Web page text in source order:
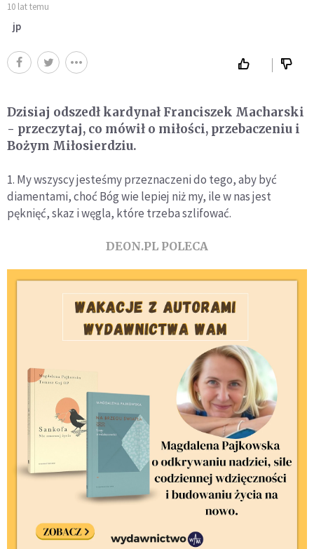
10 lat temu
jp
Dzisiaj odszedł kardynał Franciszek Macharski
- przeczytaj, co mówił o miłości, przebaczeniu i
Bożym Miłosierdziu.
1. My wszyscy jesteśmy przeznaczeni do tego, aby być
diamentami, choć Bóg wie lepiej niż my, ile w nas jest
pęknięć, skaz i węgla, które trzeba szlifować.
DEON.PL POLECA